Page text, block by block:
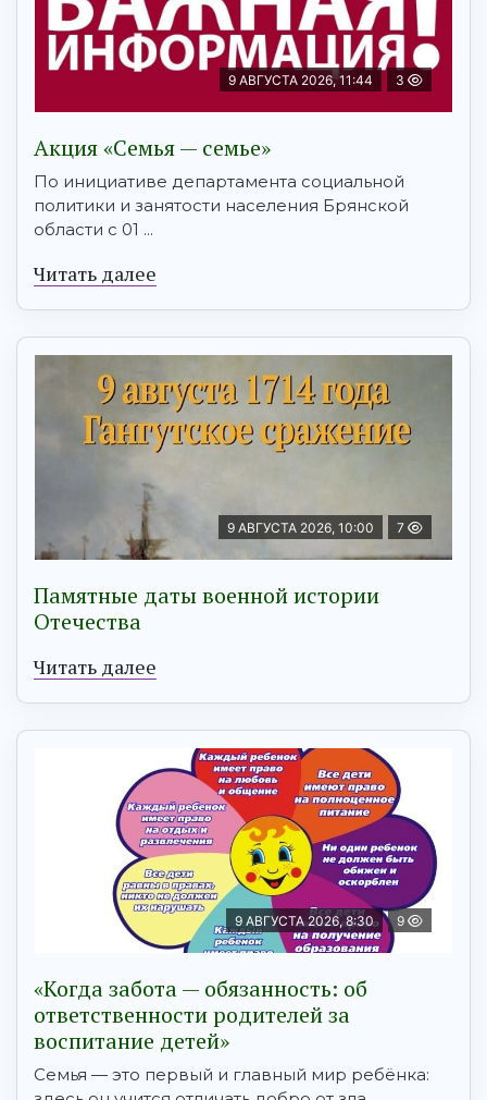
9 АВГУСТА 2026, 11:44 3
Акция «Семья — семье»
По инициативе департамента социальной
политики и занятости населения Брянской
области с 01 ...
Читать далее
9 АВГУСТА 2026, 10:00 7
Памятные даты военной истории
Отечества
Читать далее
9 АВГУСТА 2026, 8:30 9
«Когда забота — обязанность: об
ответственности родителей за
воспитание детей»
Семья — это первый и главный мир ребёнка: